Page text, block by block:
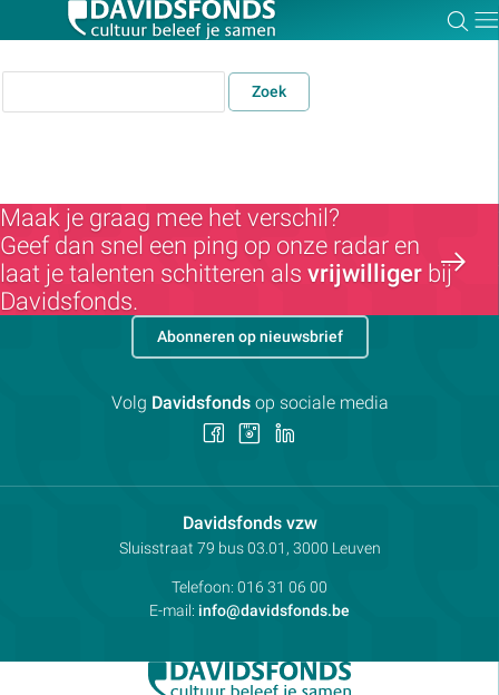
Zoek
Maak je graag mee het verschil?
Geef dan snel een ping op onze radar en
laat je talenten schitteren als vrijwilliger bij
Davidsfonds.
Davidsfonds vzwContactpersoon:
Adres:
Sluisstraat 79 bus 03.01, 3000 Leuven
Telefoon: 016 31 06 00
E-mail: info@davidsfonds.be
Abonneren op nieuwsbrief
Volg Davidsfondsop sociale media
Volg
ons
Facebook
Volg
Instagram
LinkedIn
Zoeken